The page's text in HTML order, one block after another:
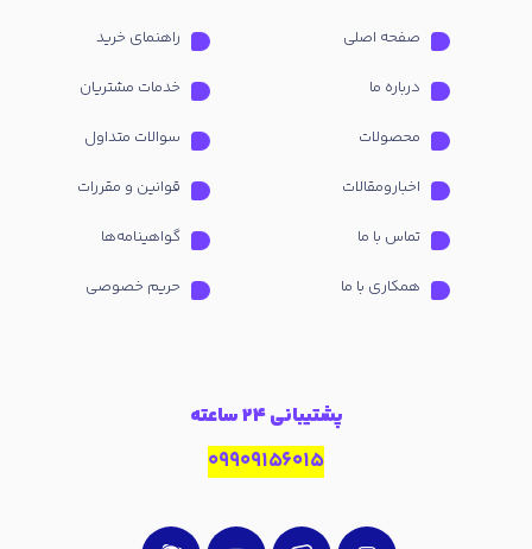
صفحه اصلی
درباره ما
محصولات
اخبارومقالات
تماس با ما
همکاری با ما
راهنمای خرید
خدمات مشتریان
سوالات متداول
قوانین و مقررات
گواهینامه‌ها
حریم خصوصی
پشتیبانی 24 ساعته
09909156015